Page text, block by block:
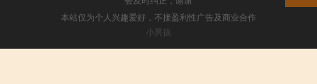
本站仅为个人兴趣爱好，不接盈利性广告及商业合作
小男孩